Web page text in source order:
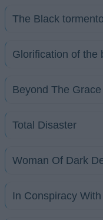
The Black
Glorification of the
Beyond The Grace
Total Disaster
Woman Of Dark
In Conspiracy